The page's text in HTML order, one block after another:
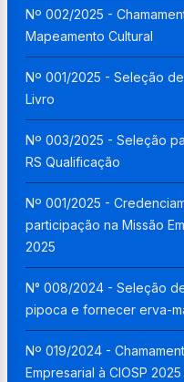
Nº 002/2025 -
Mapeamento Cultural
Nº 001/2025 - Seleção
Livro
Nº 003/2025 - Seleção
RS Qualificação
Nº 001/2025 -
participação na Missão
2025
N° 008/2024 - Seleção
pipoca e fornecer erva-
Nº 019/2024 -
Empresarial à CIOSP